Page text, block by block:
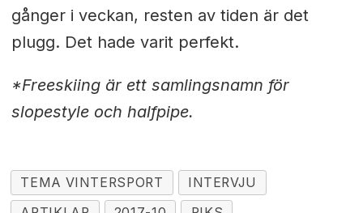
gånger i veckan, resten av tiden är det
plugg. Det hade varit perfekt.
*Freeskiing är ett samlingsnamn för
slopestyle och halfpipe.
TEMA VINTERSPORT
INTERVJU